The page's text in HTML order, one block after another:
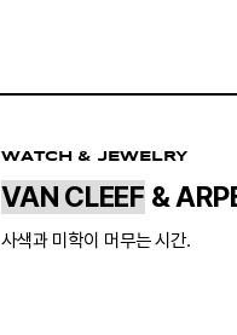
WATCH & JEWELRY
VAN CLEEF &
사색과 미학이 머무는 시간.